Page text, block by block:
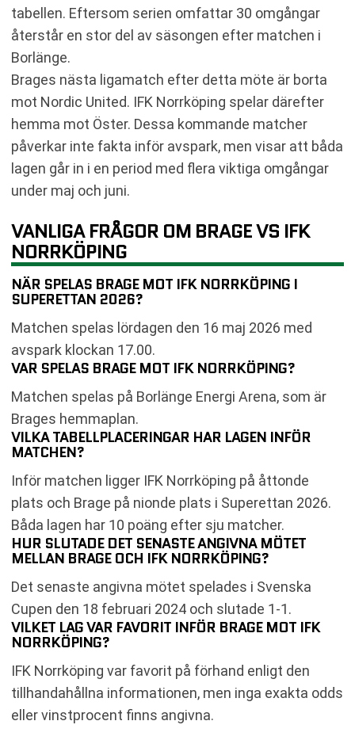
tabellen. Eftersom serien omfattar 30 omgångar
återstår en stor del av säsongen efter matchen i
Borlänge.
Brages nästa ligamatch efter detta möte är borta
mot Nordic United. IFK Norrköping spelar därefter
hemma mot Öster. Dessa kommande matcher
påverkar inte fakta inför avspark, men visar att båda
lagen går in i en period med flera viktiga omgångar
under maj och juni.
VANLIGA FRÅGOR OM BRAGE VS IFK
NORRKÖPING
NÄR SPELAS BRAGE MOT IFK NORRKÖPING I
SUPERETTAN 2026?
Matchen spelas lördagen den 16 maj 2026 med
avspark klockan 17.00.
VAR SPELAS BRAGE MOT IFK NORRKÖPING?
Matchen spelas på Borlänge Energi Arena, som är
Brages hemmaplan.
VILKA TABELLPLACERINGAR HAR LAGEN INFÖR
MATCHEN?
Inför matchen ligger IFK Norrköping på åttonde
plats och Brage på nionde plats i Superettan 2026.
Båda lagen har 10 poäng efter sju matcher.
HUR SLUTADE DET SENASTE ANGIVNA MÖTET
MELLAN BRAGE OCH IFK NORRKÖPING?
Det senaste angivna mötet spelades i Svenska
Cupen den 18 februari 2024 och slutade 1-1.
VILKET LAG VAR FAVORIT INFÖR BRAGE MOT IFK
NORRKÖPING?
IFK Norrköping var favorit på förhand enligt den
tillhandahållna informationen, men inga exakta odds
eller vinstprocent finns angivna.